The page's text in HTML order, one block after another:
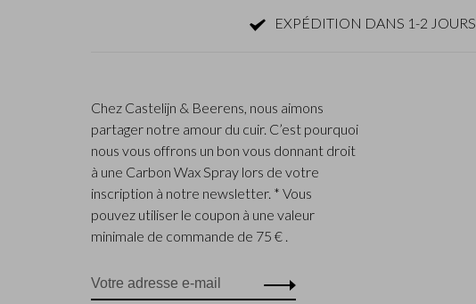
EXPÉDITION DANS 1-2 JOURS
Chez Castelijn & Beerens, nous aimons
partager notre amour du cuir. C’est pourquoi
nous vous offrons un bon vous donnant droit
à une Carbon Wax Spray lors de votre
inscription à notre newsletter. * Vous
pouvez utiliser le coupon à une valeur
minimale de commande de 75 € .